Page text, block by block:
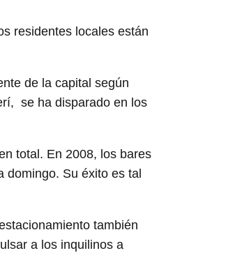
residentes locales están
de la capital según
se ha disparado en los
total. En 2008, los bares
Su éxito es tal
también
a los inquilinos a